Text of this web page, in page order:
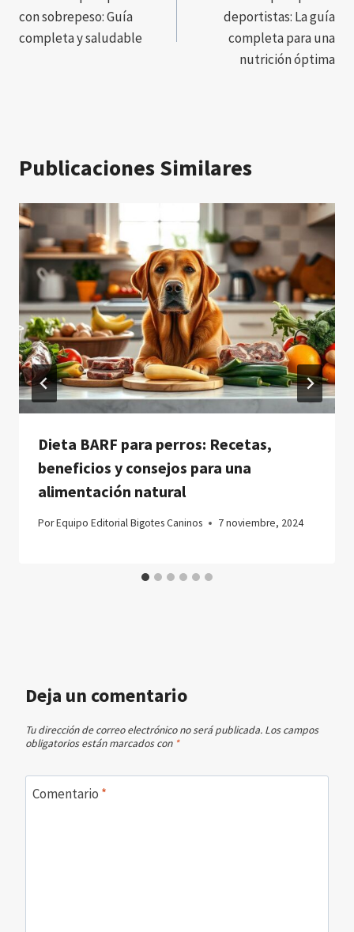
de
entradas
con sobrepeso: Guía
completa y saludable
deportistas: La guía
completa para una
nutrición óptima
Publicaciones Similares
Dieta BARF para perros: Recetas,
beneficios y consejos para una
alimentación natural
PorEquipo Editorial Bigotes Caninos 7 noviembre, 2024
Deja un comentario
Tu dirección de correo electrónico no será publicada. Los campos
obligatorios están marcados con *
Comentario *